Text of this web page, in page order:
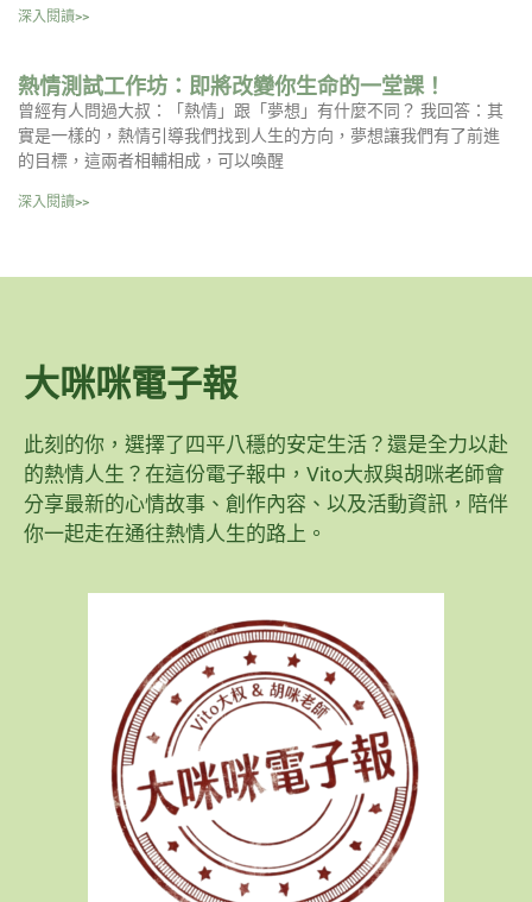
深入閱讀>>
熱情測試工作坊：即將改變你生命的一堂課！
曾經有人問過大叔：「熱情」跟「夢想」有什麼不同？ 我回答：其
實是一樣的，熱情引導我們找到人生的方向，夢想讓我們有了前進
的目標，這兩者相輔相成，可以喚醒
深入閱讀>>
大咪咪電子報
此刻的你，選擇了四平八穩的安定生活？還是全力以赴
的熱情人生？在這份電子報中，Vito大叔與胡咪老師會
分享最新的心情故事、創作內容、以及活動資訊，陪伴
你一起走在通往熱情人生的路上。